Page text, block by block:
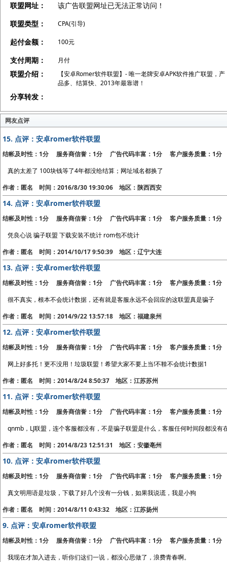
联盟网址：
该广告联盟网址已无法正常访问！
联盟类型：
CPA(引导)
起付金额： 100元
支付周期： 月付
联盟介绍：
【安卓Romer软件联盟】- 唯一老牌安卓APK软件推广联盟，产
品多、结算快、2013年最靠谱！
分享转发：
网友点评
15. 点评：安卓romer软件联盟
结帐及时性：1分 服务商信誉：1分 广告代码丰富：1分 客户服务质量：1分
真的太差了 100块钱等了4年都没给结算；网址域名都换了
作者：匿名 时间：2016/8/30 19:30:06 地区：陕西西安
14. 点评：安卓romer软件联盟
结帐及时性：1分 服务商信誉：1分 广告代码丰富：1分 客户服务质量：1分
凭良心说 骗子联盟 下载安装不统计 rom包不统计
作者：匿名 时间：2014/10/17 9:50:39 地区：辽宁大连
13. 点评：安卓romer软件联盟
结帐及时性：1分 服务商信誉：1分 广告代码丰富：1分 客户服务质量：1分
很不真实，根本不会统计数据，还有就是客服永远不会回应的这联盟真是骗子
作者：匿名 时间：2014/9/22 13:57:18 地区：福建泉州
12. 点评：安卓romer软件联盟
结帐及时性：1分 服务商信誉：1分 广告代码丰富：1分 客户服务质量：1分
网上好多托！更不没用！垃圾联盟！希望大家不要上当!不鞥不会统计数据1
作者：匿名 时间：2014/8/24 8:50:37 地区：江苏苏州
11. 点评：安卓romer软件联盟
结帐及时性：1分 服务商信誉：1分 广告代码丰富：1分 客户服务质量：1分
qnmb，LJ联盟，连个客服都没有，不是骗子联盟是什么，客服任何时间段都没有
作者：匿名 时间：2014/8/23 12:51:31 地区：安徽亳州
10. 点评：安卓romer软件联盟
结帐及时性：1分 服务商信誉：1分 广告代码丰富：1分 客户服务质量：1分
真文明用语是垃圾，下载了好几个没有一分钱，如果我说谎，我是小狗
作者：匿名 时间：2014/8/11 0:43:32 地区：江苏扬州
9. 点评：安卓romer软件联盟
结帐及时性：1分 服务商信誉：1分 广告代码丰富：1分 客户服务质量：1分
我现在才加入进去，听你们这们一说，都没心思做了，浪费青春啊。